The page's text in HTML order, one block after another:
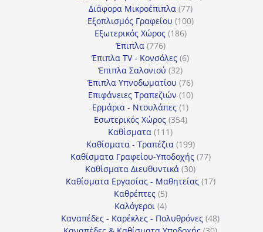
Διάφορα Μικροέπιπλα 7777
προϊόντα
Εξοπλισμός Γραφείου 100100
Εξωτερικός Χώρος 186186
Έπιπλα 776776
προϊόντα
Έπιπλα TV - Κονσόλες 66
Έπιπλα Σαλονιού 3232
προϊόντα
Έπιπλα Υπνοδωματίου 7676
προϊόντα
Επιφάνειες Τραπεζιών 1010
Ερμάρια - Ντουλάπες 11
προϊόν
Εσωτερικός Χώρος 354354
Καθίσματα 111111
προϊόντα
Καθίσματα - Τραπέζια 199199
προϊόντα
Καθίσματα Γραφείου-Υποδοχής 7777
Καθίσματα Διευθυντικά 3030
προϊόντα
Καθίσματα Εργασίας - Μαθητείας 1717
Καθρέπτες 55
προϊόντα
Καλόγεροι 44
προϊόντα
Καναπέδες - Καρέκλες - Πολυθρόνες 4848
προϊόντα
30